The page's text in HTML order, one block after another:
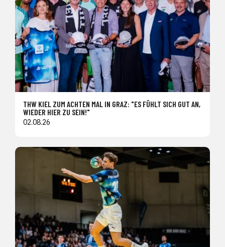
THW KIEL ZUM ACHTEN MAL IN GRAZ: "ES FÜHLT SICH GUT AN,
WIEDER HIER ZU SEIN!"
02.08.26